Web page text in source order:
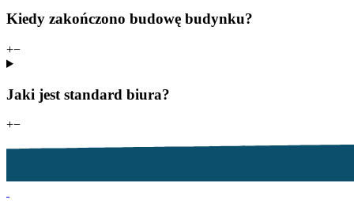
Kiedy zakończono budowę budynku?
+−
Jaki jest standard biura?
+−